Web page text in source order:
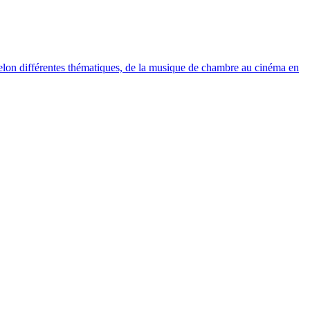
différentes thématiques, de la musique de chambre au cinéma en